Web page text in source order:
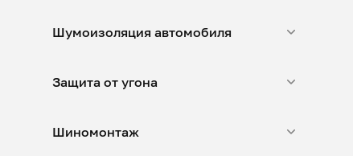
Шумоизоляция автомобиля
Защита от угона
Шиномонтаж